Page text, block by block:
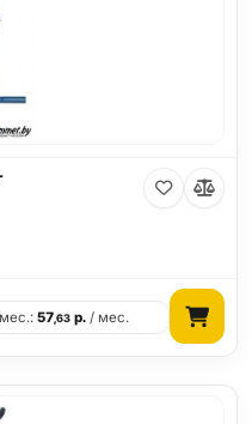
мес.:57,63 р. / мес.